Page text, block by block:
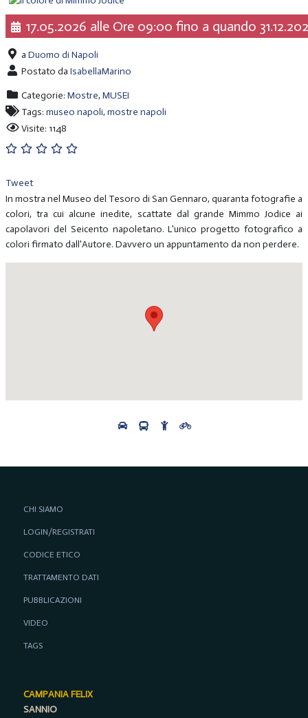
17.05.2026 alle Ore 09:00 fino a quando
a Duomo di Napoli
Postato da IsabellaMarino
Categorie: Mostre, MUSEI
Tags: museo napoli, mostre napoli
Visite: 1148
Tweet
In mostra nel Museo del Tesoro di San Gennaro, quaranta fotografie a
colori, tra cui alcune inedite, scattate dal grande Mimmo Jodice ai
capolavori del Seicento napoletano. L'unico progetto fotografico a
colori firmato dall'Autore. Davvero un appuntamento da non perdere.
CHI SIAMO
LOGIN/REGISTRATI
CODICE ETICO
TRATTAMENTO DATI
PUBBLICAZIONI
VIDEO
TAGS
CAMPANIA FELIX
SANNIO